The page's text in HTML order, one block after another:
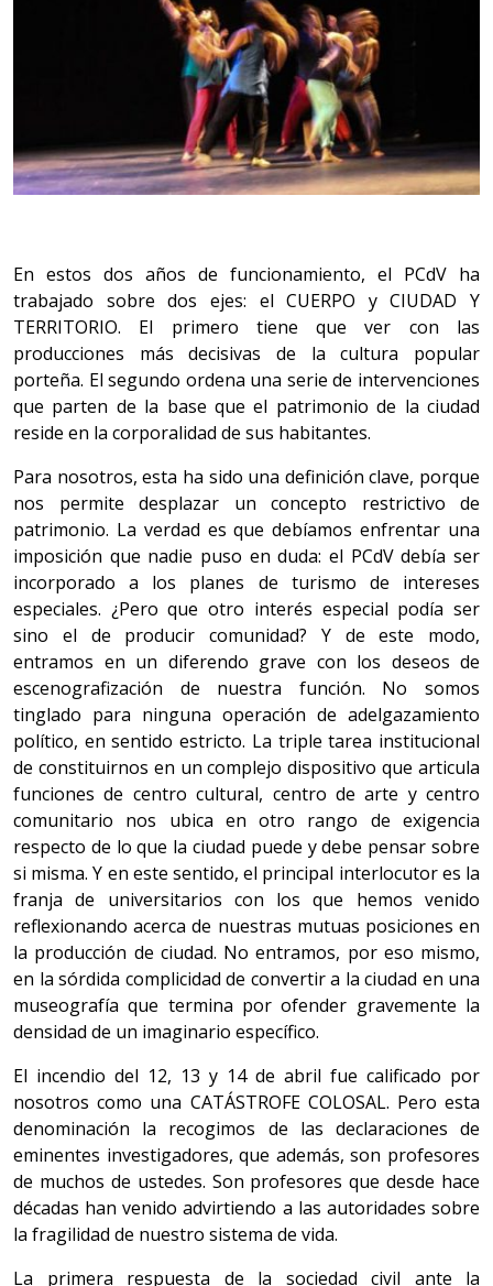
En estos dos años de funcionamiento, el PCdV ha
trabajado sobre dos ejes: el CUERPO y CIUDAD Y
TERRITORIO. El primero tiene que ver con las
producciones más decisivas de la cultura popular
porteña. El segundo ordena una serie de intervenciones
que parten de la base que el patrimonio de la ciudad
reside en la corporalidad de sus habitantes.
Para nosotros, esta ha sido una definición clave, porque
nos permite desplazar un concepto restrictivo de
patrimonio. La verdad es que debíamos enfrentar una
imposición que nadie puso en duda: el PCdV debía ser
incorporado a los planes de turismo de intereses
especiales. ¿Pero que otro interés especial podía ser
sino el de producir comunidad? Y de este modo,
entramos en un diferendo grave con los deseos de
escenografización de nuestra función. No somos
tinglado para ninguna operación de adelgazamiento
político, en sentido estricto. La triple tarea institucional
de constituirnos en un complejo dispositivo que articula
funciones de centro cultural, centro de arte y centro
comunitario nos ubica en otro rango de exigencia
respecto de lo que la ciudad puede y debe pensar sobre
si misma. Y en este sentido, el principal interlocutor es la
franja de universitarios con los que hemos venido
reflexionando acerca de nuestras mutuas posiciones en
la producción de ciudad. No entramos, por eso mismo,
en la sórdida complicidad de convertir a la ciudad en una
museografía que termina por ofender gravemente la
densidad de un imaginario específico.
El incendio del 12, 13 y 14 de abril fue calificado por
nosotros como una CATÁSTROFE COLOSAL. Pero esta
denominación la recogimos de las declaraciones de
eminentes investigadores, que además, son profesores
de muchos de ustedes. Son profesores que desde hace
décadas han venido advirtiendo a las autoridades sobre
la fragilidad de nuestro sistema de vida.
La primera respuesta de la sociedad civil ante la